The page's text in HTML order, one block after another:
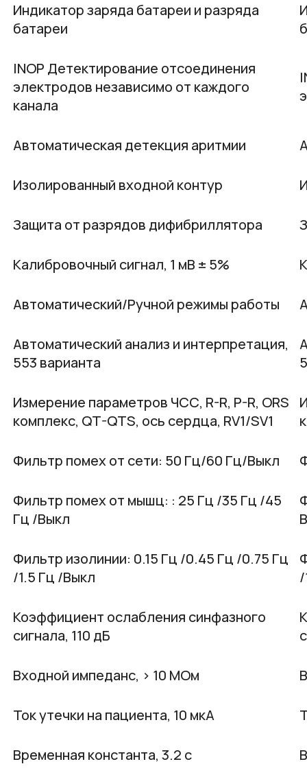
Индикатор заряда батареи и разряда
батареи
INOP Детектирование отсоединения
электродов независимо от каждого
канала
Автоматическая детекция аритмии
Изолированный входной контур
Защита от разрядов дифибриллятора
Калибровочный сигнал, 1 мВ ± 5%
Автоматический/Ручной режимы работы
Автоматический анализ и интерпретация,
553 варианта
Измерение параметров ЧСС, R-R, P-R, ORS
комплекс, QT-QTS, ось сердца, RV1/SV1
Фильтр помех от сети: 50 Гц/60 Гц/Выкл
Фильтр помех от мышц: : 25 Гц /35 Гц /45
Гц /Выкл
Фильтр изолинии: 0.15 Гц /0.45 Гц /0.75 Гц
/1.5 Гц /Выкл
Коэффициент ослабления синфазного
сигнала, 110 дБ
Входной импеданс, > 10 МОм
Ток утечки на пациента, 10 мкА
Временная константа, 3.2 с